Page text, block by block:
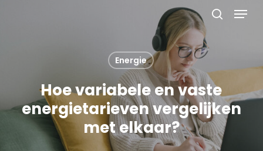
Menu
Energie
Hoe variabele en vaste
energietarieven vergelijken
met elkaar?